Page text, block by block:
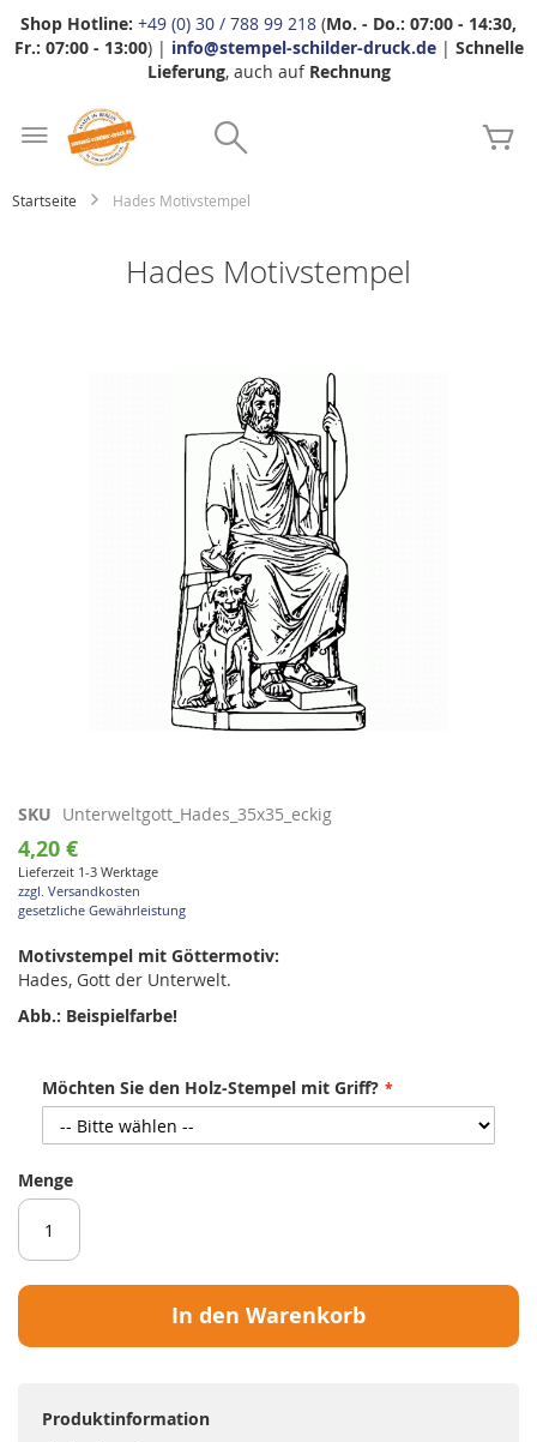
Shop Hotline: +49 (0) 30 / 788 99 218 (Mo. - Do.: 07:00 - 14:30,
Fr.: 07:00 - 13:00) | info@stempel-schilder-druck.de| Schnelle
Lieferung, auch auf Rechnung
Startseite Hades Motivstempel
Hades Motivstempel
Zum
Anfang
der
Bildgalerie
springen
SKU Unterweltgott_Hades_35x35_eckig
4,20 €
Lieferzeit 1-3 Werktage
zzgl. Versandkosten
gesetzliche Gewährleistung
Motivstempel mit Göttermotiv:
Hades, Gott der Unterwelt.
Abb.: Beispielfarbe!
Möchten Sie den Holz-Stempel mit Griff?
Menge
In den Warenkorb
Produktinformation